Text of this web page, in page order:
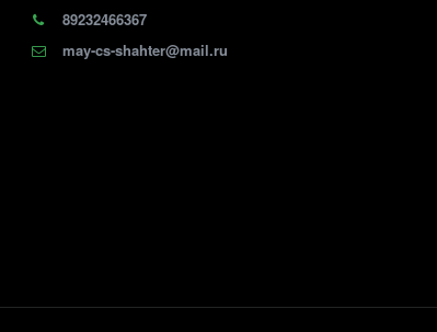
89232466367
may-cs-shahter@mail.ru